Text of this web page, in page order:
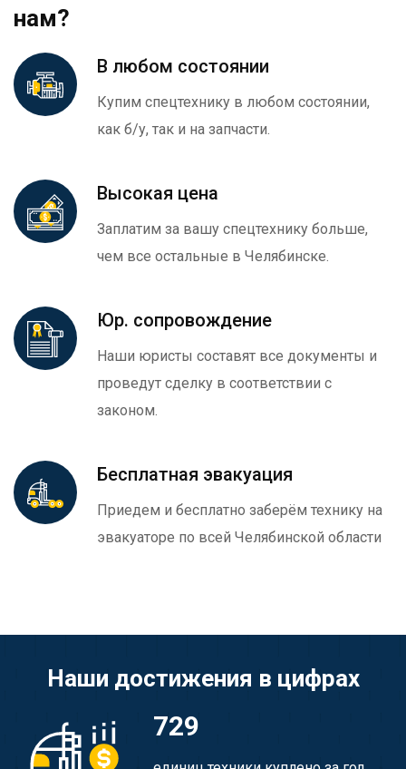
нам?
В любом состоянии
Купим спецтехнику в любом состоянии,
как б/у, так и на запчасти.
Высокая цена
Заплатим за вашу спецтехнику больше,
чем все остальные в Челябинске.
Юр. сопровождение
Наши юристы составят все документы и
проведут сделку в соответствии с
законом.
Бесплатная эвакуация
Приедем и бесплатно заберём технику на
эвакуаторе по всей Челябинской области
Наши достижения в цифрах
729